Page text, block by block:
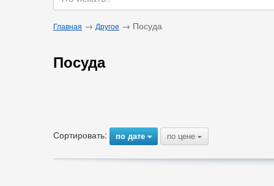
Главная → Другое → Посуда
Посуда
Сортировать: по дате{ по цене {